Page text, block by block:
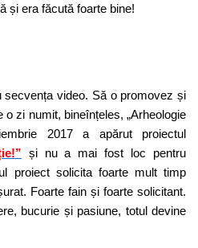
și era făcută foarte bine!
video. Să o promovez și
zi numit, bineînțeles, „Arheologie
2017 a apărut proiectul
și nu a mai fost loc pentru
proiect solicita foarte mult timp
Foarte fain și foarte solicitant.
bucurie și pasiune, totul devine